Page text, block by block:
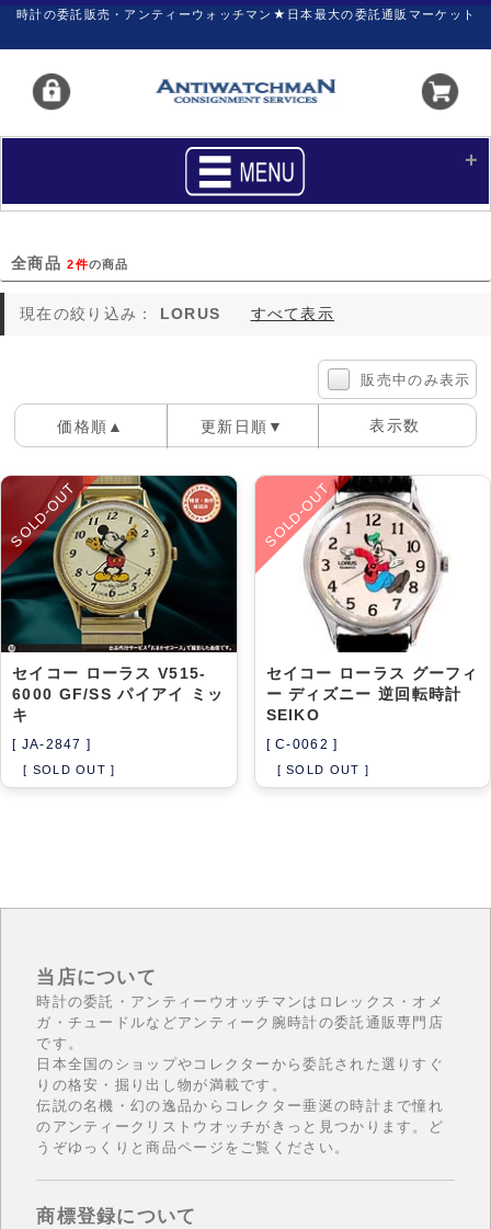
時計の委託販売・アンティーウォッチマン★日本最大の委託通販マーケット
買いたい 売りたい
サポート マイページ
価格ダウン
価格の交渉
アーカイブ ブログ・特集記事
全商品2件の商品
現在の絞り込み： LORUS すべて表示
販売中のみ表示
価格順▲ 更新日順▼ 表示数
40件
60件
100件
SOLD-OUT
セイコー ローラス V515-
6000 GF/SS パイアイ ミッ
キ
[ JA-2847 ]
[ SOLD OUT ]
SOLD-OUT
セイコー ローラス グーフィ
ー ディズニー 逆回転時計
SEIKO
[ C-0062 ]
[ SOLD OUT ]
当店について
時計の委託・アンティーウオッチマンはロレックス・オメ
ガ・チュードルなどアンティーク腕時計の委託通販専門店
です。
日本全国のショップやコレクターから委託された選りすぐ
りの格安・掘り出し物が満載です。
伝説の名機・幻の逸品からコレクター垂涎の時計まで憧れ
のアンティークリストウオッチがきっと見つかります。ど
うぞゆっくりと商品ページをご覧ください。
商標登録について